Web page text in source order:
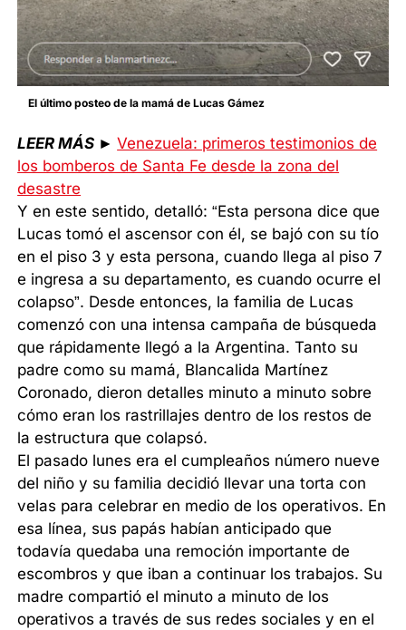
El último posteo de la mamá de Lucas Gámez
LEER MÁS ►Venezuela: primeros testimonios de
los bomberos de Santa Fe desde la zona del
desastre
Y en este sentido, detalló: “Esta persona dice que
Lucas tomó el ascensor con él, se bajó con su tío
en el piso 3 y esta persona, cuando llega al piso 7
e ingresa a su departamento, es cuando ocurre el
colapso”. Desde entonces, la familia de Lucas
comenzó con una intensa campaña de búsqueda
que rápidamente llegó a la Argentina. Tanto su
padre como su mamá, Blancalida Martínez
Coronado, dieron detalles minuto a minuto sobre
cómo eran los rastrillajes dentro de los restos de
la estructura que colapsó.
El pasado lunes era el cumpleaños número nueve
del niño y su familia decidió llevar una torta con
velas para celebrar en medio de los operativos. En
esa línea, sus papás habían anticipado que
todavía quedaba una remoción importante de
escombros y que iban a continuar los trabajos. Su
madre compartió el minuto a minuto de los
operativos a través de sus redes sociales y en el